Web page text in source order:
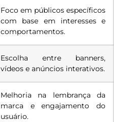
Foco em públicos específicos
com base em interesses e
comportamentos.
Escolha entre banners,
vídeos e anúncios interativos.
Melhoria na lembrança da
marca e engajamento do
usuário.